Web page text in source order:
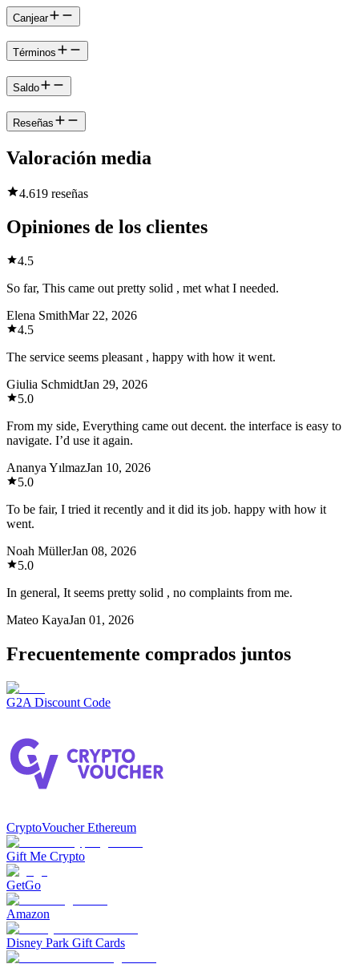
Canjear
Términos
Saldo
Reseñas
Valoración media
4.619 reseñas
Opiniones de los clientes
4.5
So far, This came out pretty solid , met what I needed.
Elena SmithMar 22, 2026
4.5
The service seems pleasant , happy with how it went.
Giulia SchmidtJan 29, 2026
5.0
From my side, Everything came out decent. the interface is easy to
navigate. I’d use it again.
Ananya YılmazJan 10, 2026
5.0
To be fair, I tried it recently and it did its job. happy with how it
went.
Noah MüllerJan 08, 2026
5.0
In general, It seems pretty solid , no complaints from me.
Mateo KayaJan 01, 2026
Frecuentemente comprados juntos
G2A Discount Code
CryptoVoucher Ethereum
Gift Me Crypto
GetGo
Amazon
Disney Park Gift Cards